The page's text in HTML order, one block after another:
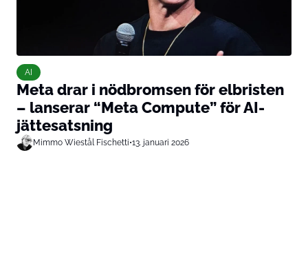
AI
Meta drar i nödbromsen för elbristen
– lanserar “Meta Compute” för AI-
jättesatsning
Mimmo Wiestål Fischetti•13. januari 2026